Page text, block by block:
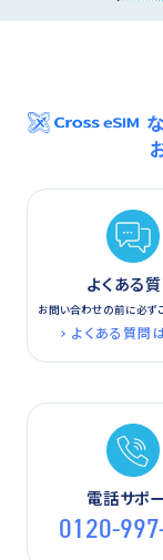
よくある
お問い合わせの前に必ず
よくある質問
電話サポ
0120-